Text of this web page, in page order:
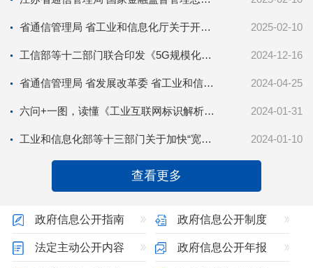
省通信管理局 省工业和信息化厅关于开展万兆光网试点工作的通知 2025-02-10
工信部等十二部门联合印发《5G规模化应用“扬帆”行动升级方案》 2024-12-16
省通信管理局 省发展改革委 省工业和信息化厅 省数据局关于印发江苏省算力基础设施发展专项规划的通知 2024-04-25
六问+一图，读懂《工业互联网标识解析体系“贯通”行动计划（2024-2026年）》 2024-01-31
工业和信息化部等十三部门关于加快“宽带边疆”建设的通知 2024-01-10
查看更多
政府信息公开指南 政府信息公开制度
法定主动公开内容 政府信息公开年报